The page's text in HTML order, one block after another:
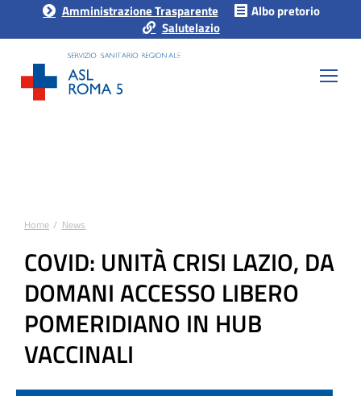
Amministrazione Trasparente
Albo pretorio
Salutelazio
Tu sei qui:
Home News
COVID: UNITÀ CRISI LAZIO, DA
DOMANI ACCESSO LIBERO
POMERIDIANO IN HUB
VACCINALI